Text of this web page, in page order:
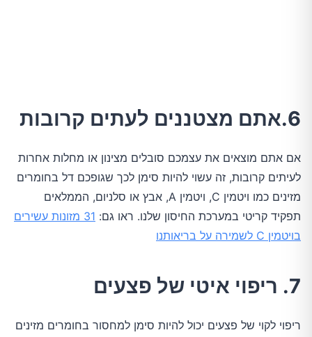
6.אתם מצטננים לעתים קרובות
אם אתם מוצאים את עצמכם סובלים מצינון או מחלות אחרות
לעיתים קרובות, זה עשוי להיות סימן לכך שגופכם דל בחומרים
מזינים כמו ויטמין C, ויטמין A, אבץ או סלניום, הממלאים
תפקיד קריטי במערכת החיסון שלנו. ראו גם:
31 מזונות עשירים
בויטמין C לשמירה על בריאותנו
7. ריפוי איטי של פצעים
ריפוי לקוי של פצעים יכול להיות סימן למחסור בחומרים מזינים